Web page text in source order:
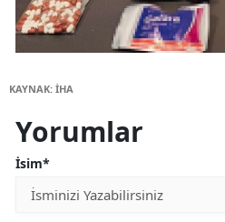
KAYNAK: İHA
Yorumlar
İsim*